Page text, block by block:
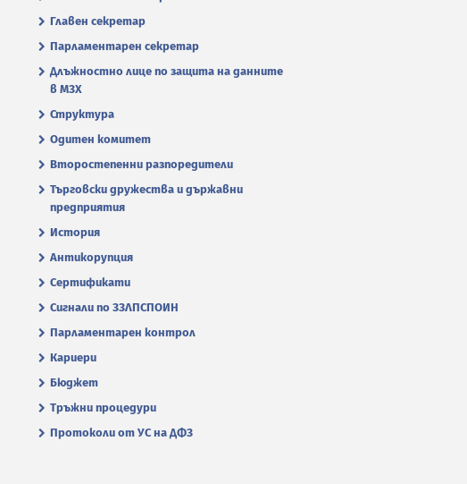
Главен секретар
Парламентарен секретар
Длъжностно лице по защита на данните
в МЗХ
Структура
Одитен комитет
Второстепенни разпоредители
Търговски дружества и държавни
предприятия
История
Антикорупция
Сертификати
Сигнали по ЗЗЛПСПОИН
Парламентарен контрол
Кариери
Бюджет
Тръжни процедури
Протоколи от УС на ДФЗ